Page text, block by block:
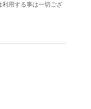
利用する事は一切ござ